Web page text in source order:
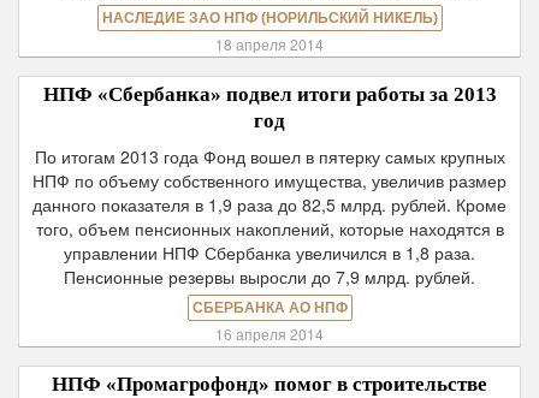
НАСЛЕДИЕ ЗАО НПФ (НОРИЛЬСКИЙ НИКЕЛЬ)
18 апреля 2014
НПФ «Сбербанка» подвел итоги работы за 2013
год
По итогам 2013 года Фонд вошел в пятерку самых крупных
НПФ по объему собственного имущества, увеличив размер
данного показателя в 1,9 раза до 82,5 млрд. рублей. Кроме
того, объем пенсионных накоплений, которые находятся в
управлении НПФ Сбербанка увеличился в 1,8 раза.
Пенсионные резервы выросли до 7,9 млрд. рублей.
СБЕРБАНКА АО НПФ
16 апреля 2014
НПФ «Промагрофонд» помог в строительстве